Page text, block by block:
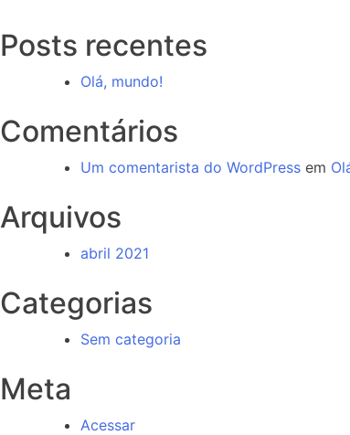
Posts recentes
Olá, mundo!
Comentários
Um comentarista do WordPress em
Arquivos
abril 2021
Categorias
Sem categoria
Meta
Acessar